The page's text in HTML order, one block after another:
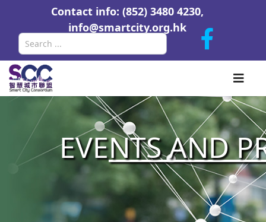
Contact info: (852) 3480 4230,
info@smartcity.org.hk
EVENTS AND